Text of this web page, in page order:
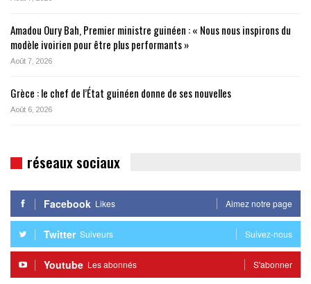
Amadou Oury Bah, Premier ministre guinéen : « Nous nous inspirons du
modèle ivoirien pour être plus performants »
Août 7, 2026
Grèce : le chef de l’État guinéen donne de ses nouvelles
Août 6, 2026
réseaux sociaux
Facebook Likes Aimez notre page
Twitter Suiveurs Suivez-nous
Youtube Les abonnés S'abonner